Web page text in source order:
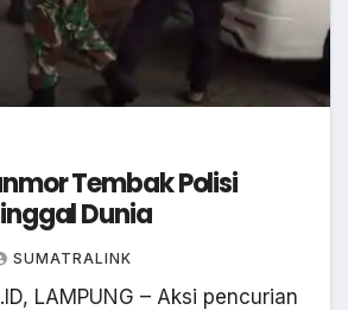
Tembak Polisi
Dunia
SUMATRALINK
LAMPUNG – Aksi pencurian